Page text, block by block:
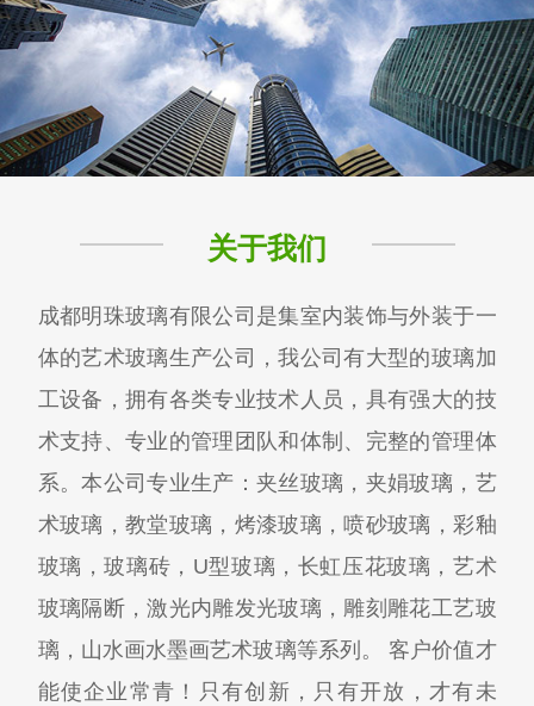
关于我们
成都明珠玻璃有限公司是集室内装饰与外装于一
体的艺术玻璃生产公司，我公司有大型的玻璃加
工设备，拥有各类专业技术人员，具有强大的技
术支持、专业的管理团队和体制、完整的管理体
系。本公司专业生产：夹丝玻璃，夹娟玻璃，艺
术玻璃，教堂玻璃，烤漆玻璃，喷砂玻璃，彩釉
玻璃，玻璃砖，U型玻璃，长虹压花玻璃，艺术
玻璃隔断，激光内雕发光玻璃，雕刻雕花工艺玻
璃，山水画水墨画艺术玻璃等系列。 客户价值才
能使企业常青！只有创新，只有开放，才有未